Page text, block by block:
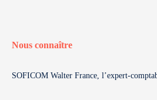
Nous connaître
SOFICOM Walter France, l’expert-